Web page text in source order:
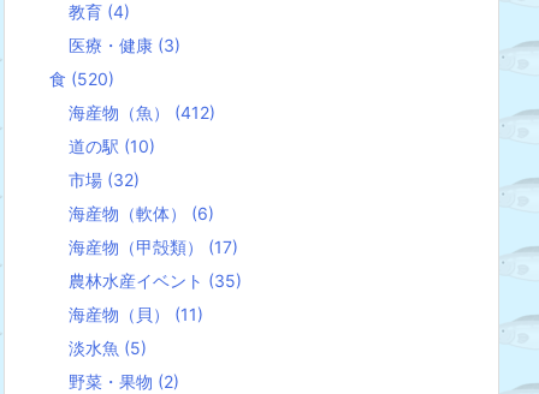
教育 (4)
医療・健康 (3)
食 (520)
海産物（魚） (412)
道の駅 (10)
市場 (32)
海産物（軟体） (6)
海産物（甲殻類） (17)
農林水産イベント (35)
海産物（貝） (11)
淡水魚 (5)
野菜・果物 (2)